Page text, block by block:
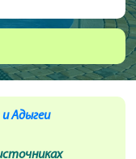
и Адыгеи